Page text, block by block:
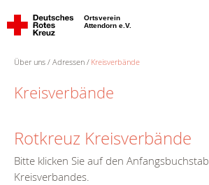
Ortsverein
Attendorn e.V.
Über uns Adressen Kreisverbände
Kreisverbände
Rotkreuz Kreisverbände
Bitte klicken Sie auf den
Kreisverbandes.